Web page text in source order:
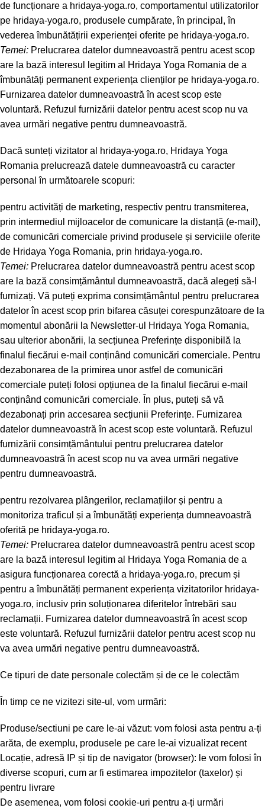
de funcționare a hridaya-yoga.ro, comportamentul utilizatorilor
pe hridaya-yoga.ro, produsele cumpărate, în principal, în
vederea îmbunătățirii experienței oferite pe hridaya-yoga.ro.
Temei: Prelucrarea datelor dumneavoastră pentru acest scop
are la bază interesul legitim al Hridaya Yoga Romania de a
îmbunătăți permanent experiența clienților pe hridaya-yoga.ro.
Furnizarea datelor dumneavoastră în acest scop este
voluntară. Refuzul furnizării datelor pentru acest scop nu va
avea urmări negative pentru dumneavoastră.
Dacă sunteți vizitator al hridaya-yoga.ro, Hridaya Yoga
Romania prelucrează datele dumneavoastră cu caracter
personal în următoarele scopuri:
pentru activități de marketing, respectiv pentru transmiterea,
prin intermediul mijloacelor de comunicare la distanță (e-mail),
de comunicări comerciale privind produsele și serviciile oferite
de Hridaya Yoga Romania, prin hridaya-yoga.ro.
Temei: Prelucrarea datelor dumneavoastră pentru acest scop
are la bază consimțământul dumneavoastră, dacă alegeți să-l
furnizați. Vă puteți exprima consimțământul pentru prelucrarea
datelor în acest scop prin bifarea căsuței corespunzătoare de la
momentul abonării la Newsletter-ul Hridaya Yoga Romania,
sau ulterior abonării, la secțiunea Preferințe disponibilă la
finalul fiecărui e-mail conținând comunicări comerciale. Pentru
dezabonarea de la primirea unor astfel de comunicări
comerciale puteți folosi opțiunea de la finalul fiecărui e-mail
conținând comunicări comerciale. În plus, puteți să vă
dezabonați prin accesarea secțiunii Preferințe. Furnizarea
datelor dumneavoastră în acest scop este voluntară. Refuzul
furnizării consimțământului pentru prelucrarea datelor
dumneavoastră în acest scop nu va avea urmări negative
pentru dumneavoastră.
pentru rezolvarea plângerilor, reclamațiilor și pentru a
monitoriza traficul și a îmbunătăți experiența dumneavoastră
oferită pe hridaya-yoga.ro.
Temei: Prelucrarea datelor dumneavoastră pentru acest scop
are la bază interesul legitim al Hridaya Yoga Romania de a
asigura funcționarea corectă a hridaya-yoga.ro, precum și
pentru a îmbunătăți permanent experiența vizitatorilor hridaya-
yoga.ro, inclusiv prin soluționarea diferitelor întrebări sau
reclamații. Furnizarea datelor dumneavoastră în acest scop
este voluntară. Refuzul furnizării datelor pentru acest scop nu
va avea urmări negative pentru dumneavoastră.
Ce tipuri de date personale colectăm și de ce le colectăm
În timp ce ne vizitezi site-ul, vom urmări:
Produse/sectiuni pe care le-ai văzut: vom folosi asta pentru a-ți
arăta, de exemplu, produsele pe care le-ai vizualizat recent
Locație, adresă IP și tip de navigator (browser): le vom folosi în
diverse scopuri, cum ar fi estimarea impozitelor (taxelor) și
pentru livrare
De asemenea, vom folosi cookie-uri pentru a-ți urmări